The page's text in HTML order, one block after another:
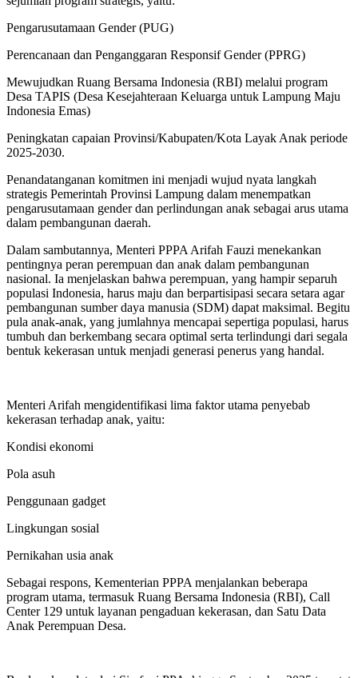
Pengarusutamaan Gender (PUG)
Perencanaan dan Penganggaran Responsif Gender (PPRG)
Mewujudkan Ruang Bersama Indonesia (RBI) melalui program
Desa TAPIS (Desa Kesejahteraan Keluarga untuk Lampung Maju
Indonesia Emas)
Peningkatan capaian Provinsi/Kabupaten/Kota Layak Anak periode
2025-2030.
Penandatanganan komitmen ini menjadi wujud nyata langkah
strategis Pemerintah Provinsi Lampung dalam menempatkan
pengarusutamaan gender dan perlindungan anak sebagai arus utama
dalam pembangunan daerah.
Dalam sambutannya, Menteri PPPA Arifah Fauzi menekankan
pentingnya peran perempuan dan anak dalam pembangunan
nasional. Ia menjelaskan bahwa perempuan, yang hampir separuh
populasi Indonesia, harus maju dan berpartisipasi secara setara agar
pembangunan sumber daya manusia (SDM) dapat maksimal. Begitu
pula anak-anak, yang jumlahnya mencapai sepertiga populasi, harus
tumbuh dan berkembang secara optimal serta terlindungi dari segala
bentuk kekerasan untuk menjadi generasi penerus yang handal.
Menteri Arifah mengidentifikasi lima faktor utama penyebab
kekerasan terhadap anak, yaitu:
Kondisi ekonomi
Pola asuh
Penggunaan gadget
Lingkungan sosial
Pernikahan usia anak
Sebagai respons, Kementerian PPPA menjalankan beberapa
program utama, termasuk Ruang Bersama Indonesia (RBI), Call
Center 129 untuk layanan pengaduan kekerasan, dan Satu Data
Anak Perempuan Desa.